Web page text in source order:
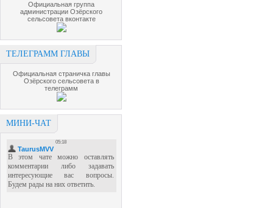
Официальная группа
администрации Озёрского
сельсовета вконтакте
ТЕЛЕГРАММ ГЛАВЫ
Официальная страничка главы
Озёрского сельсовета в
телеграмм
МИНИ-ЧАТ